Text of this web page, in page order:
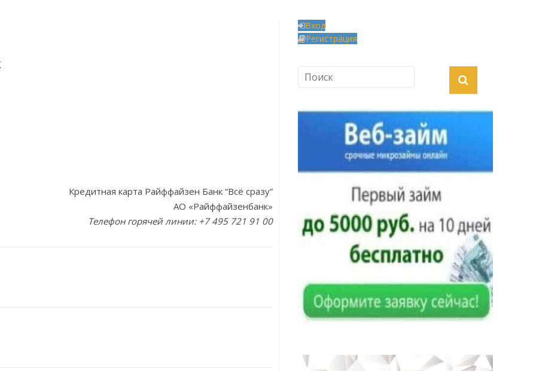
Кредитная карта Райффайзен Банк “Всё сразу”
АО «Райффайзенбанк»
Телефон горячей линии: +7 495 721 91 00
Вход
Регистрация